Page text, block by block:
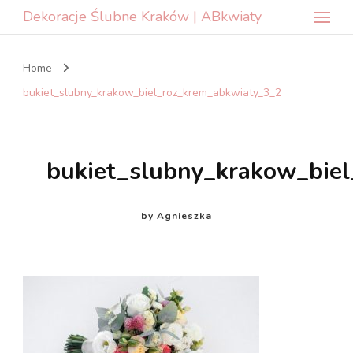
Dekoracje Ślubne Kraków | ABkwiaty
Home
bukiet_slubny_krakow_biel_roz_krem_abkwiaty_3_2
by Agnieszka